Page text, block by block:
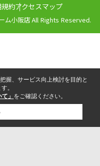
約アクセスマップ
小阪店 All Rights Reserved.
からお問い合わせ
握、サービス向上検討を目的と
。
」 をご確認ください。